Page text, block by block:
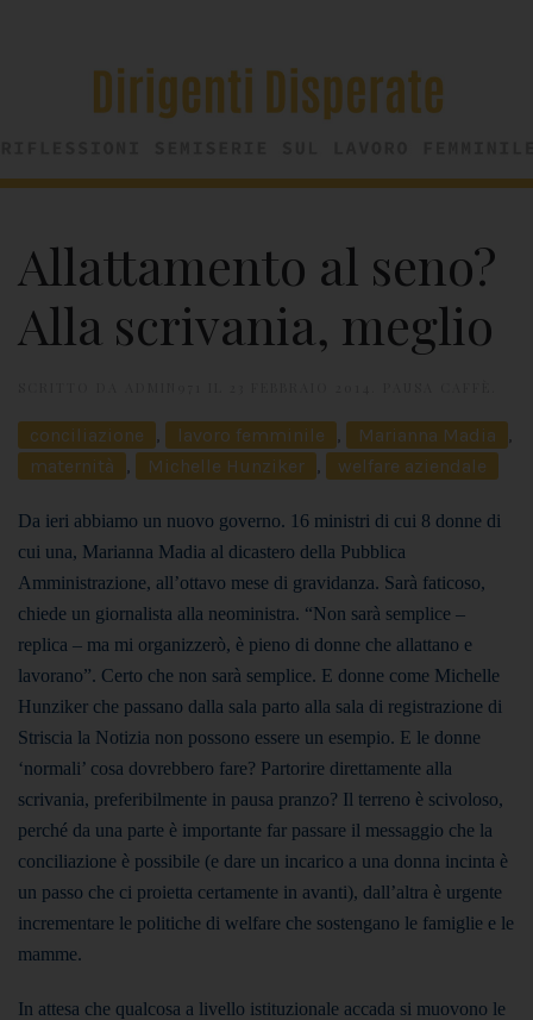
Allattamento al seno?
Alla scrivania, meglio
conciliazione , lavoro femminile , Marianna Madia
,
maternità
, Michelle Hunziker , welfare aziendale
Da ieri abbiamo un nuovo governo. 16 ministri di cui 8 donne di
cui una, Marianna Madia al dicastero della Pubblica
Amministrazione, all’ottavo mese di gravidanza. Sarà faticoso,
chiede un giornalista alla neoministra. “Non sarà semplice –
replica – ma mi organizzerò, è pieno di donne che allattano e
lavorano”. Certo che non sarà semplice. E donne come Michelle
Hunziker che passano dalla sala parto alla sala di registrazione di
Striscia la Notizia non possono essere un esempio. E le donne
‘normali’ cosa dovrebbero fare? Partorire direttamente alla
scrivania, preferibilmente in pausa pranzo? Il terreno è scivoloso,
perché da una parte è importante far passare il messaggio che la
conciliazione è possibile (e dare un incarico a una donna incinta è
un passo che ci proietta certamente in avanti), dall’altra è urgente
incrementare le politiche di welfare che sostengano le famiglie e le
mamme.
In attesa che qualcosa a livello istituzionale accada si muovono le